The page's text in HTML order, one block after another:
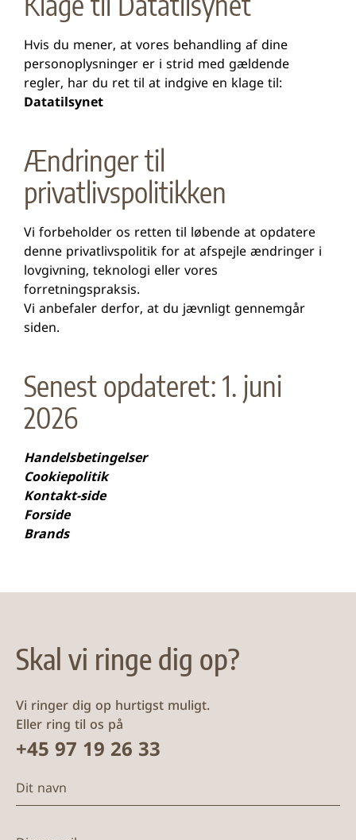
Hvis du mener, at vores behandling af dine
personoplysninger er i strid med gældende
regler, har du ret til at indgive en klage til:
Datatilsynet
Ændringer til
privatlivspolitikken
Vi forbeholder os retten til løbende at opdatere
denne privatlivspolitik for at afspejle ændringer i
lovgivning, teknologi eller vores
forretningspraksis.
Vi anbefaler derfor, at du jævnligt gennemgår
siden.
Senest opdateret: 1. juni
2026
Handelsbetingelser
Cookiepolitik
Kontakt-side
Forside
Brands
Skal vi ringe dig op?
Vi ringer dig op hurtigst muligt.
Eller ring til os på
+45 97 19 26 33